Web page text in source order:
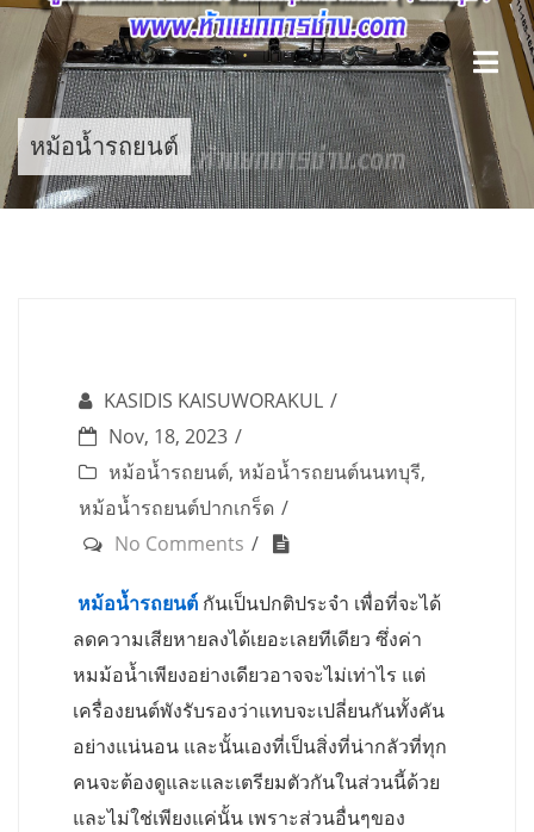
Skip
content
หม้อน้ำรถยนต์
KASIDIS KAISUWORAKUL
Nov, 18, 2023
หม้อน้ำรถยนต์, หม้อน้ำรถยนต์นนทบุรี,
หม้อน้ำรถยนต์ปากเกร็ด
No Comments
หม้อน้ำรถยนต์ กันเป็นปกติประจำ เพื่อที่จะได้
ลดความเสียหายลงได้เยอะเลยทีเดียว ซึ่งค่า
หมม้อน้ำเพียงอย่างเดียวอาจจะไม่เท่าไร แต่
เครื่องยนต์พังรับรองว่าแทบจะเปลี่ยนกันทั้งคัน
อย่างแน่นอน และนั้นเองที่เป็นสิ่งที่น่ากลัวที่ทุก
คนจะต้องดูและและเตรียมตัวกันในส่วนนี้ด้วย
และไม่ใช่เพียงแค่นั้น เพราะส่วนอื่นๆของ